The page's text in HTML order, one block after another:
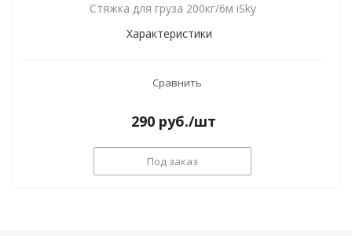
Стяжка для груза 200кг/6м iSky
Характеристики
Сравнить
290руб./шт
Под заказ